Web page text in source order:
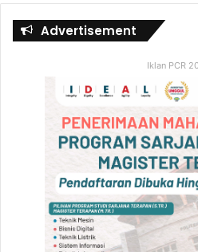
Advertisement
Iklan PCR